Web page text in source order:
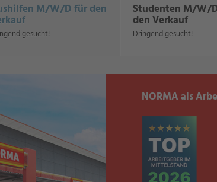
M/W/D für den
gesucht!
Studenten M/W/
den Verkauf
Dringend gesucht!
NORMA als